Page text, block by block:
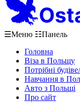
☰Меню ☷Панель
Головна
Віза в Польщу
Потрібні
Навчання в
Авто з Польщі
Про сайт